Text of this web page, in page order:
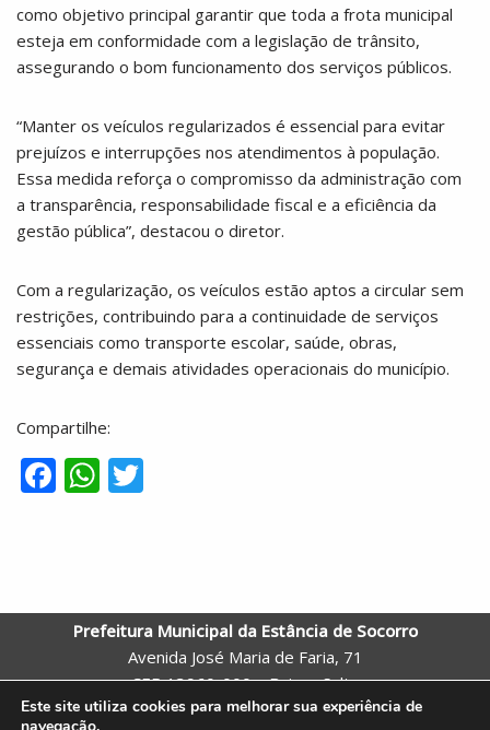
como objetivo principal garantir que toda a frota municipal
esteja em conformidade com a legislação de trânsito,
assegurando o bom funcionamento dos serviços públicos.
“Manter os veículos regularizados é essencial para evitar
prejuízos e interrupções nos atendimentos à população.
Essa medida reforça o compromisso da administração com
a transparência, responsabilidade fiscal e a eficiência da
gestão pública”, destacou o diretor.
Com a regularização, os veículos estão aptos a circular sem
restrições, contribuindo para a continuidade de serviços
essenciais como transporte escolar, saúde, obras,
segurança e demais atividades operacionais do município.
Compartilhe:
F
o
o
k
W
A
p
p
Prefeitura Municipal da Estância de Socorro
Avenida José Maria de Faria, 71
CEP 13960-000 – Bairro: Salto
Socorro – SP
Este site utiliza cookies para melhorar sua experiência de